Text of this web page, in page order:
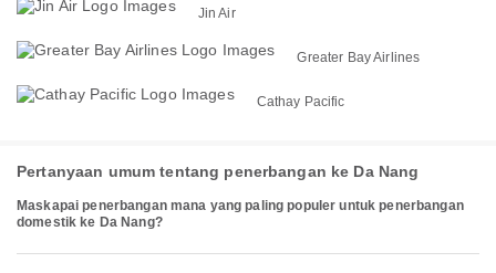
Jin Air
Greater Bay Airlines
Cathay Pacific
Pertanyaan umum tentang penerbangan ke Da Nang
Maskapai penerbangan mana yang paling populer untuk penerbangan
domestik ke Da Nang?